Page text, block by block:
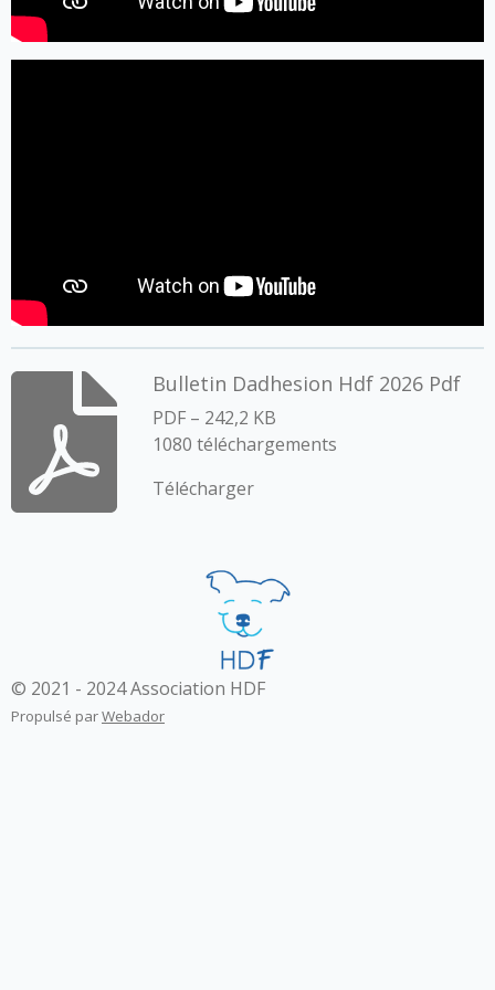
Bulletin Dadhesion Hdf 2026 Pdf
PDF – 242,2 KB
1080 téléchargements
Télécharger
© 2021 - 2024 Association HDF
Propulsé parWebador